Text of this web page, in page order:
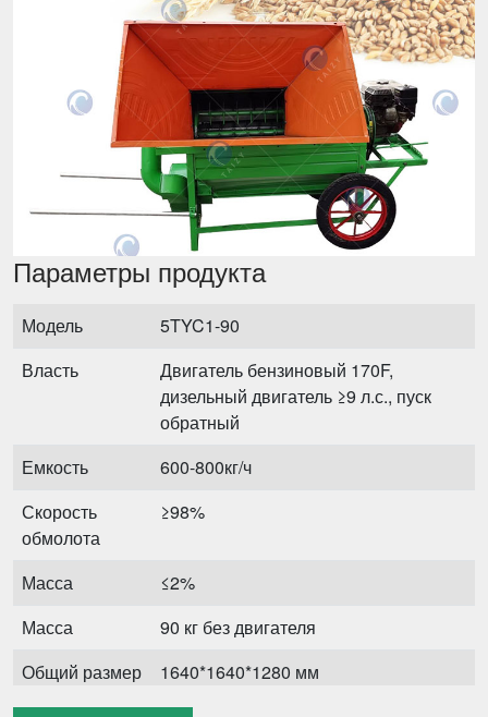
Параметры продукта
Модель
5TYC1-90
Власть
Двигатель бензиновый 170F,
дизельный двигатель ≥9 л.с., пуск
обратный
Емкость
600-800кг/ч
Скорость
обмолота
≥98%
Масса
≤2%
Масса
90 кг без двигателя
Общий размер
1640*1640*1280 мм